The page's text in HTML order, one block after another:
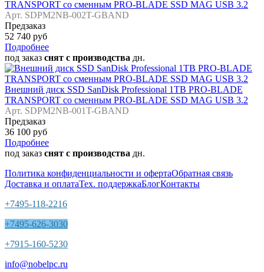
TRANSPORT со сменным PRO-BLADE SSD MAG USB 3.2
Арт. SDPM2NB-002T-GBAND
Предзаказ
52 740 руб
Подробнее
под заказ снят с производства дн.
Внешний диск SSD SanDisk Professional 1TB PRO-BLADE
TRANSPORT со сменным PRO-BLADE SSD MAG USB 3.2
Арт. SDPM2NB-001T-GBAND
Предзаказ
36 100 руб
Подробнее
под заказ снят с производства дн.
Политика конфиденциальности и офертаОбратная связь
Доставка и оплатаТех. поддержкаБлогКонтакты
+7495-118-2216
+7495-626-3030
+7915-160-5230
info@nobelpc.ru